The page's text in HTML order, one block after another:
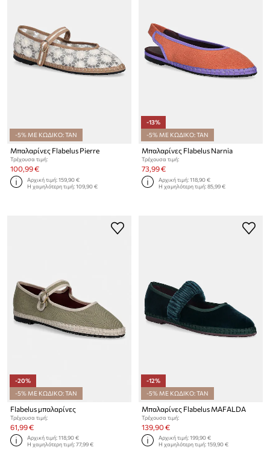
-5% ΜΕ ΚΩΔΙΚΟ: TAN
Μπαλαρίνες Flabelus Pierre
Τρέχουσα τιμή:
100,99 €
Αρχική τιμή:159,90 €
Η χαμηλότερη τιμή:109,90 €
-13%
-5% ΜΕ ΚΩΔΙΚΟ: TAN
Μπαλαρίνες Flabelus Narnia
Τρέχουσα τιμή:
73,99 €
Αρχική τιμή:118,90 €
Η χαμηλότερη τιμή:85,99 €
-20%
-5% ΜΕ ΚΩΔΙΚΟ: TAN
Flabelus μπαλαρίνες
Τρέχουσα τιμή:
61,99 €
Αρχική τιμή:118,90 €
Η χαμηλότερη τιμή:77,99 €
-12%
-5% ΜΕ ΚΩΔΙΚΟ: TAN
Μπαλαρίνες Flabelus MAFALDA
Τρέχουσα τιμή:
139,90 €
Αρχική τιμή:199,90 €
Η χαμηλότερη τιμή:159,90 €